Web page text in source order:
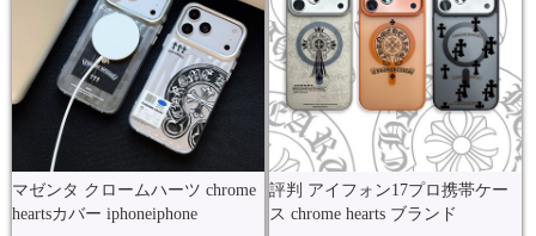
マゼンタ クロームハーツ chrome
heartsカバー iphoneiphone
評判 アイフォン17プロ携帯ケー
ス chrome hearts ブランド